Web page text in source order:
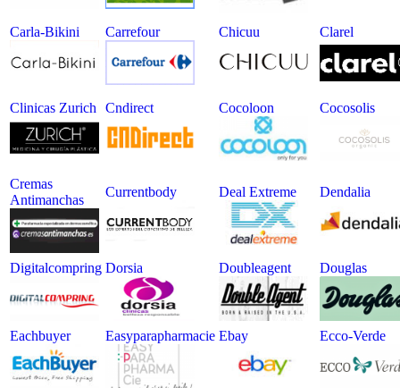
Carla-Bikini Carrefour Chicuu Clarel
Clinicas Zurich Cndirect Cocoloon Cocosolis
Cremas
Antimanchas
Currentbody Deal Extreme Dendalia
Digitalcompring Dorsia Doubleagent Douglas
Eachbuyer Easyparapharmacie Ebay Ecco-Verde